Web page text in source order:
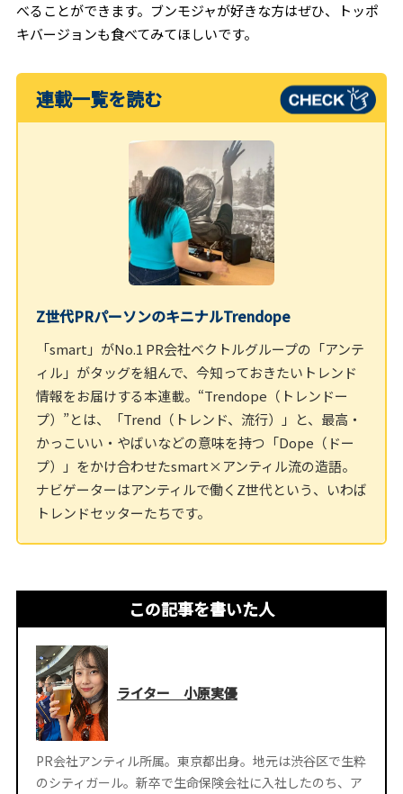
べることができます。ブンモジャが好きな方はぜひ、トッポ
キバージョンも食べてみてほしいです。
連載一覧を読む
Z世代PRパーソンのキニナルTrendope
「smart」がNo.1 PR会社ベクトルグループの「アンテ
ィル」がタッグを組んで、今知っておきたいトレンド
情報をお届けする本連載。“Trendope（トレンドー
プ）”とは、「Trend（トレンド、流行）」と、最高・
かっこいい・やばいなどの意味を持つ「Dope（ドー
プ）」をかけ合わせたsmart×アンティル流の造語。
ナビゲーターはアンティルで働くZ世代という、いわば
トレンドセッターたちです。
この記事を書いた人
ライター 小原実優
PR会社アンティル所属。東京都出身。地元は渋谷区で生粋
のシティガール。新卒で生命保険会社に入社したのち、ア